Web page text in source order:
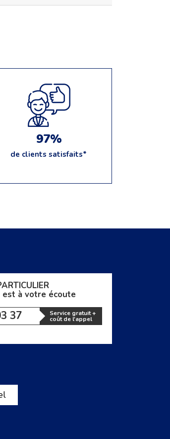
97%
de clients satisfaits*
à votre écoute
37 Service gratuit +
coût de l'appel